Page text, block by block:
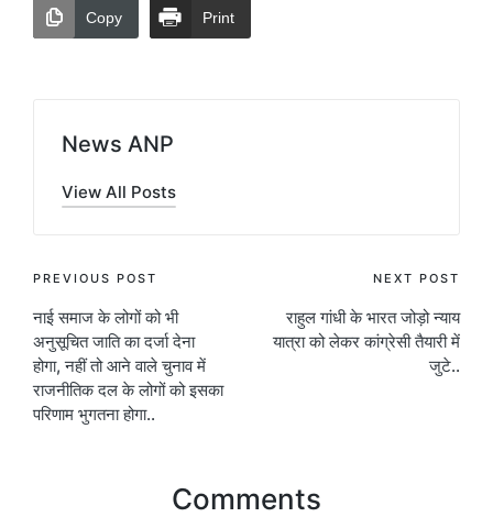
Copy Print
News ANP
View All Posts
Post
navigation
PREVIOUS POST
नाई समाज के लोगों को भी
अनुसूचित जाति का दर्जा देना
होगा, नहीं तो आने वाले चुनाव में
राजनीतिक दल के लोगों को इसका
परिणाम भुगतना होगा..
NEXT POST
राहुल गांधी के भारत जोड़ो न्याय
यात्रा को लेकर कांग्रेसी तैयारी में
जुटे..
Comments